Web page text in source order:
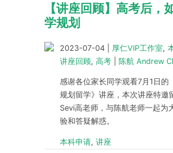
【讲座回顾】高考后，
学规划
2023-07-04 厚仁VIP工作室,
讲座回顾, 高考 陈航 Andrew
感谢各位家长同学观看7月1日的
规划留学》讲座，本次讲座特邀
Sevi高老师，与陈航老师一起为
验和答疑解惑。
本科申请, 讲座